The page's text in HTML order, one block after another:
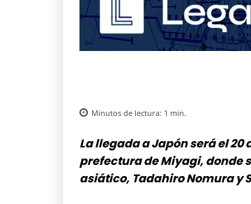
Minutos de lectura: 1 min.
La llegada a Japón será el 20
prefectura de Miyagi, donde
asiático, Tadahiro Nomura y